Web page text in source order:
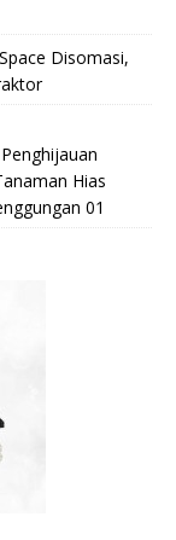
Disomasi,
Hias
01